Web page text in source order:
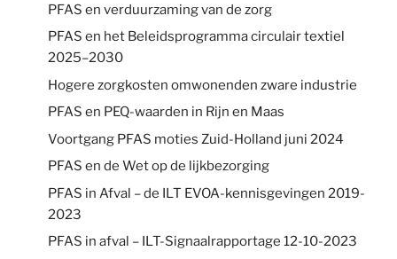
PFAS en verduurzaming van de zorg
PFAS en het Beleidsprogramma circulair textiel
2025–2030
Hogere zorgkosten omwonenden zware industrie
PFAS en PEQ-waarden in Rijn en Maas
Voortgang PFAS moties Zuid-Holland juni 2024
PFAS en de Wet op de lijkbezorging
PFAS in Afval – de ILT EVOA-kennisgevingen 2019-
2023
PFAS in afval – ILT-Signaalrapportage 12-10-2023